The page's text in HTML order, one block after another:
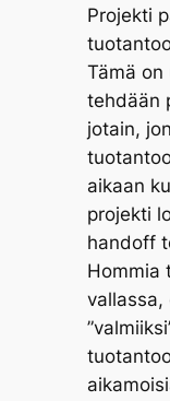
Projekti
Tämä on
tehdään
jotain,
aikaan
projekti
handoff
Hommia
vallassa,